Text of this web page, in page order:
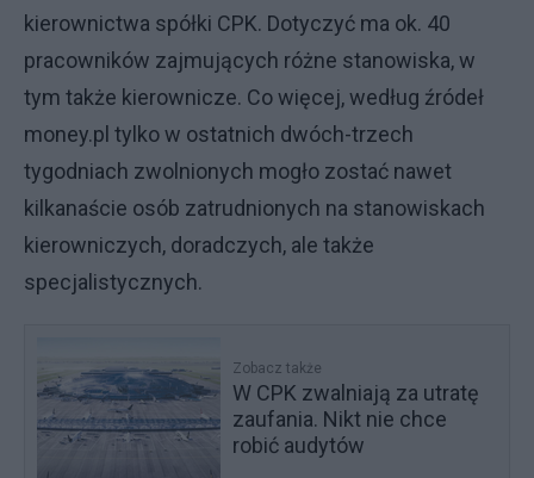
kierownictwa spółki CPK. Dotyczyć ma ok. 40
pracowników zajmujących różne stanowiska, w
tym także kierownicze. Co więcej, według źródeł
money.pl tylko w ostatnich dwóch-trzech
tygodniach zwolnionych mogło zostać nawet
kilkanaście osób zatrudnionych na stanowiskach
kierowniczych, doradczych, ale także
specjalistycznych.
Zobacz także
W CPK zwalniają za utratę
zaufania. Nikt nie chce
robić audytów